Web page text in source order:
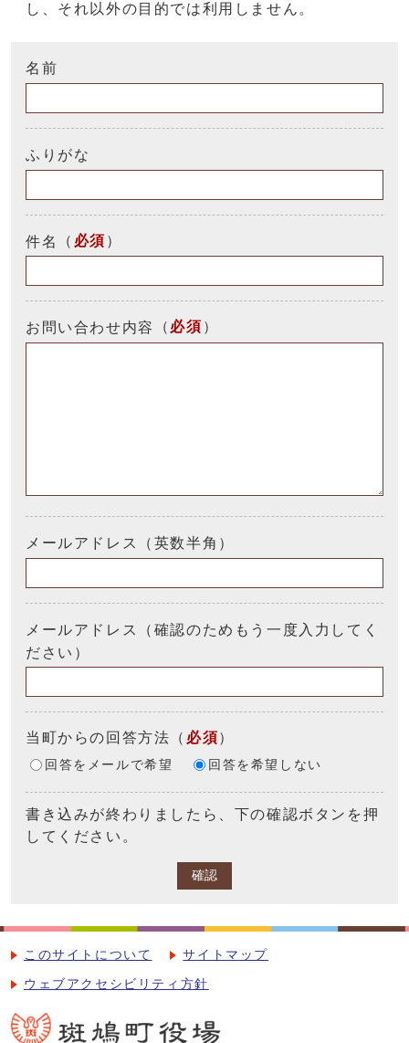
し、それ以外の目的では利用しません。
名前
ふりがな
件名 （ 必須 ）
お問い合わせ内容 （ 必須 ）
メールアドレス（英数半角）
メールアドレス（確認のためもう一度入力してく
ださい）
当町からの回答方法 （ 必須）
回答をメールで希望 回答を希望しない
書き込みが終わりましたら、下の確認ボタンを押
してください。
確認
このサイトについて サイトマップ
ウェブアクセシビリティ方針